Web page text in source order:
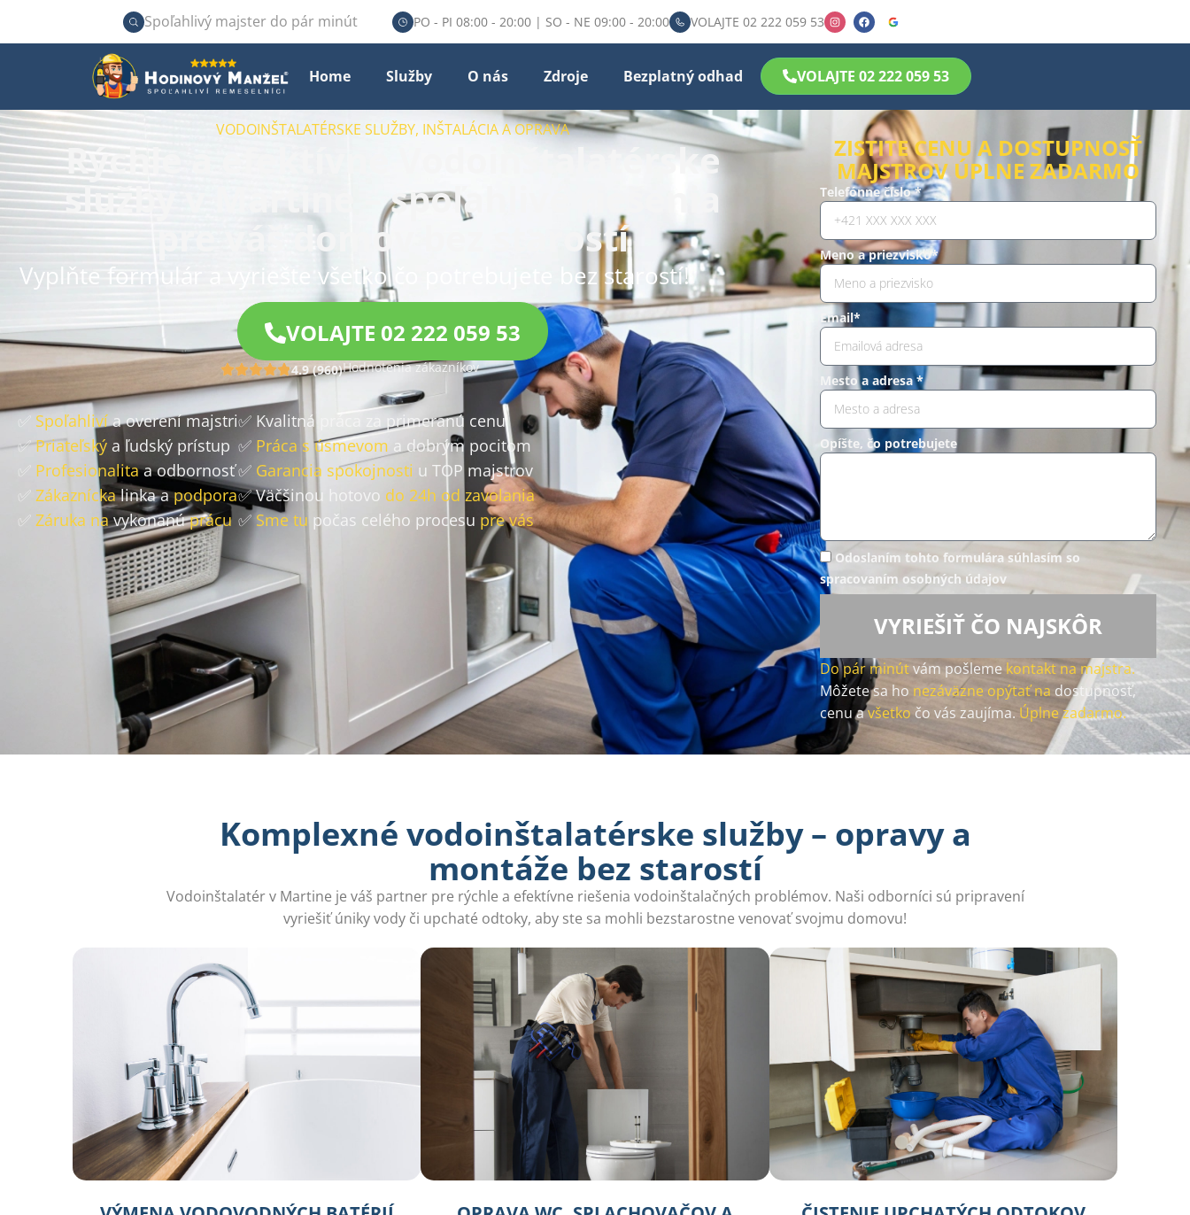
Spoľahlivý majster do pár minút PO - PI 08:00 - 20:00 | SO - NE 09:00 - 20:00 VOLAJTE 02 222 059 53
Home Služby O nás Zdroje Bezplatný odhad VOLAJTE 02 222 059 53
VODOINŠTALATÉRSKE SLUŽBY, INŠTALÁCIA A OPRAVA
Rýchle a efektívne Vodoinštalatérske
služby v Martine – spoľahlivé riešenia
pre váš domov bez starostí
Vyplňte formulár a vyriešte všetko čo potrebujete bez starostí!
VOLAJTE 02 222 059 53
4.9 (960)Hodnotenia zákazníkov
✅ Spoľahlivía overení majstri
✅Priateľský a ľudský prístup
Profesionalitaa odbornosť
✅ Zákazníckalinka apodpora
✅ Záruka navykonanúprácu
✅ Kvalitná práca za primeranú cenu
✅ Práca s úsmevom a dobrým pocitom
✅ Garancia spokojnosti u TOP majstrov
✅ Väčšinou hotovo do 24h od zavolania
✅ Sme tu počas celého procesu pre vás
ZISTITE CENU A DOSTUPNOSŤ
MAJSTROV ÚPLNE ZADARMO
Telefónne číslo *
Meno a priezvisko*
Email*
Mesto a adresa *
Opíšte, čo potrebujete
Odoslaním tohto formulára súhlasím so
spracovaním osobných údajov
VYRIEŠIŤ ČO NAJSKÔR
Do pár minútvám pošleme kontakt na majstra.
Môžete sa ho nezáväzne opýtať na dostupnosť,
cenu avšetkočo vás zaujíma.Úplne zadarmo.
Komplexné vodoinštalatérske služby – opravy a
montáže bez starostí
Vodoinštalatér v Martine je váš partner pre rýchle a efektívne riešenia vodoinštalačných problémov. Naši odborníci sú pripravení
vyriešiť úniky vody či upchaté odtoky, aby ste sa mohli bezstarostne venovať svojmu domovu!